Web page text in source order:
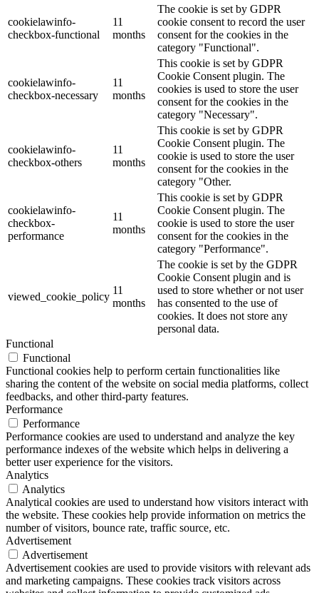
cookielawinfo-
checkbox-functional
11
months
The cookie is set by GDPR
cookie consent to record the user
consent for the cookies in the
category "Functional".
cookielawinfo-
checkbox-necessary
11
months
This cookie is set by GDPR
Cookie Consent plugin. The
cookies is used to store the user
consent for the cookies in the
category "Necessary".
cookielawinfo-
checkbox-others
11
months
This cookie is set by GDPR
Cookie Consent plugin. The
cookie is used to store the user
consent for the cookies in the
category "Other.
cookielawinfo-
checkbox-
performance
11
months
This cookie is set by GDPR
Cookie Consent plugin. The
cookie is used to store the user
consent for the cookies in the
category "Performance".
viewed_cookie_policy
11
months
The cookie is set by the GDPR
Cookie Consent plugin and is
used to store whether or not user
has consented to the use of
cookies. It does not store any
personal data.
Functional
Functional
Functional cookies help to perform certain functionalities like
sharing the content of the website on social media platforms, collect
feedbacks, and other third-party features.
Performance
Performance
Performance cookies are used to understand and analyze the key
performance indexes of the website which helps in delivering a
better user experience for the visitors.
Analytics
Analytics
Analytical cookies are used to understand how visitors interact with
the website. These cookies help provide information on metrics the
number of visitors, bounce rate, traffic source, etc.
Advertisement
Advertisement
Advertisement cookies are used to provide visitors with relevant ads
and marketing campaigns. These cookies track visitors across